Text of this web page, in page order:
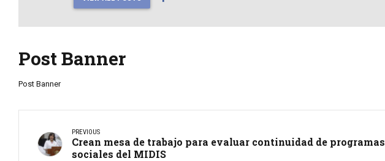
Post Banner
Post Banner
PREVIOUS
Crean mesa de trabajo para evaluar continuidad de programas
sociales del MIDIS